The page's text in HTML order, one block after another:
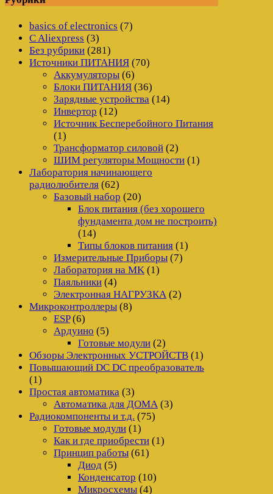
basics of electronics (7)
C Aliexpress (3)
Без рубрики (281)
Источники ПИТАНИЯ (70)
Аккумуляторы (6)
Блоки ПИТАНИЯ (36)
Зарядные устройства (14)
Инвертор (12)
Источник Бесперебойного Питания
(1)
Трансформатор силовой (2)
ШИМ регуляторы Мощности (1)
Лаборатория начинающего
радиолюбителя (62)
Базовый набор (20)
Блок питания (без хорошего
фундамента дом не построить)
(14)
Типы блоков питания (1)
Измерительные Приборы (7)
Лаборатория на MK (1)
Паяльники (4)
Электронная НАГРУЗКА (2)
Микроконтроллеры (8)
ESP(6)
Ардуино (5)
Готовые модули (2)
Обзоры Электронных УСТРОЙСТВ (1)
Повышающий DC DC преобразователь
(1)
Простая автоматика (3)
Автоматика для ДОМА (3)
Радиокомпоненты и т.д. (75)
Готовые модули (1)
Как и где приобрести (1)
Принцип работы (61)
Диод (5)
Конденсатор (10)
Микросхемы (4)